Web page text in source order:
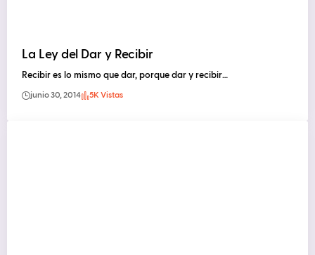
La Ley del Dar y Recibir
Recibir es lo mismo que dar, porque dar y recibir…
junio 30, 2014 5K Vistas